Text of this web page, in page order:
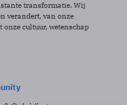
transformatie. Wij
verandert, van onze
cultuur, wetenschap